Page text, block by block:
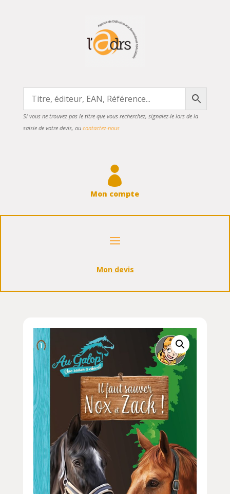
Si vous ne trouvez pas le titre que vous recherchez, signalez-le lors de la
saisie de votre devis, ou contactez-nous

Mon compte
Mon devis